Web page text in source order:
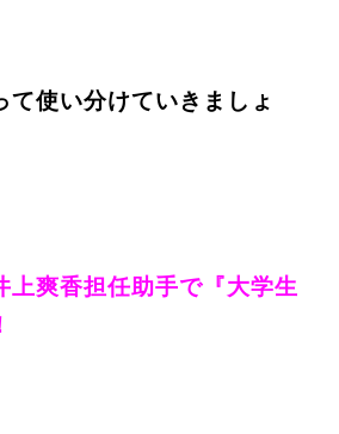
て使い分けていきましょ
上爽香担任助手で『大学生